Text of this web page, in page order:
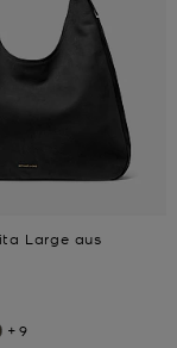
Large aus
+9